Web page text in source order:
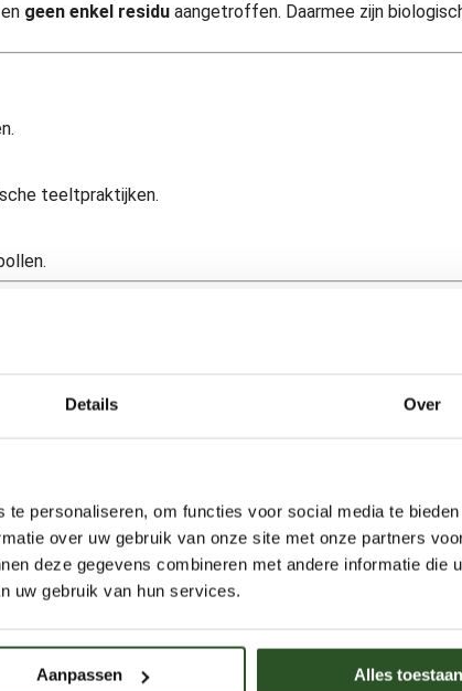
Details Over
personaliseren, om functies voor social media te
over uw gebruik van onze site met onze partners
deze gegevens combineren met andere informatie die
uw gebruik van hun services.
Aanpassen Alles toestaan
en geen enkel residu aangetroffen. Daarmee zijn
teeltpraktijken.
is in 2025 fors gestegen. Terwijl de vraag
en biodiversiteit. Vandaar dat de Bijenstichting
Zij is de dochter van Jaap Molenaar en heeft
en duurzaam eten. ‘Het is ook aan de nieuwe